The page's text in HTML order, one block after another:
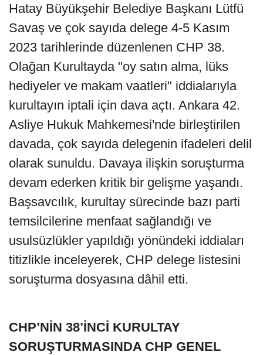
Hatay Büyükşehir Belediye Başkanı Lütfü
Savaş ve çok sayıda delege 4-5 Kasım
2023 tarihlerinde düzenlenen CHP 38.
Olağan Kurultayda "oy satın alma, lüks
hediyeler ve makam vaatleri" iddialarıyla
kurultayın iptali için dava açtı. Ankara 42.
Asliye Hukuk Mahkemesi'nde birleştirilen
davada, çok sayıda delegenin ifadeleri delil
olarak sunuldu. Davaya ilişkin soruşturma
devam ederken kritik bir gelişme yaşandı.
Başsavcılık, kurultay sürecinde bazı parti
temsilcilerine menfaat sağlandığı ve
usulsüzlükler yapıldığı yönündeki iddiaları
titizlikle inceleyerek, CHP delege listesini
soruşturma dosyasına dâhil etti.
CHP’NİN 38’İNCİ KURULTAY
SORUŞTURMASINDA CHP GENEL